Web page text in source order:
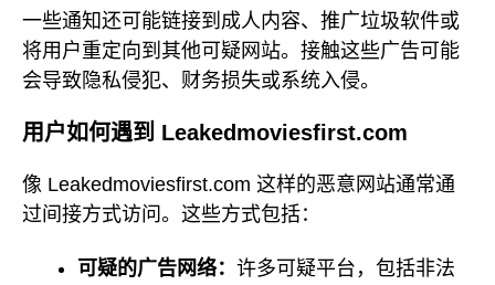
一些通知还可能链接到成人内容、推广垃圾软件或
将用户重定向到其他可疑网站。接触这些广告可能
会导致隐私侵犯、财务损失或系统入侵。
用户如何遇到 Leakedmoviesfirst.com
像 Leakedmoviesfirst.com 这样的恶意网站通常通
过间接方式访问。这些方式包括：
可疑的广告网络： 许多可疑平台，包括非法